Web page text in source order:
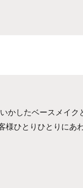
かしたベースメイ
様ひとりひとりにあ